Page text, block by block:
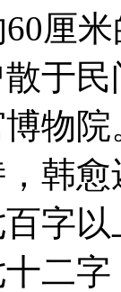
厘
于
物
韩
字
二